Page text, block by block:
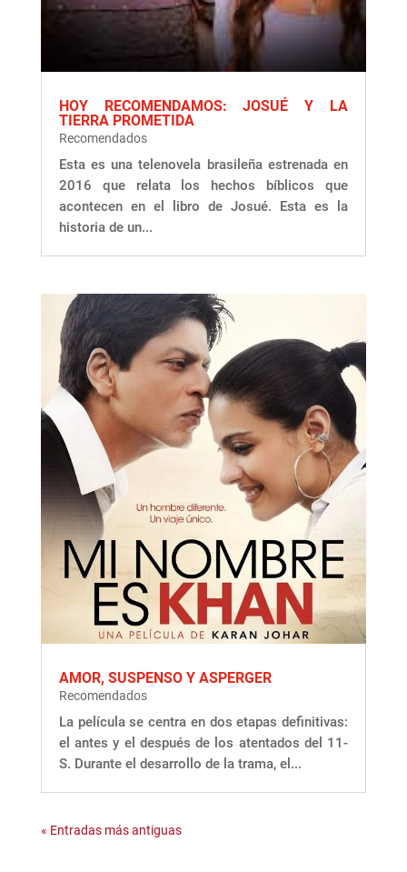
HOY RECOMENDAMOS: JOSUÉ Y LA
TIERRA PROMETIDA
Recomendados
Esta es una telenovela brasileña estrenada en
2016 que relata los hechos bíblicos que
acontecen en el libro de Josué. Esta es la
historia de un...
AMOR, SUSPENSO Y ASPERGER
Recomendados
La película se centra en dos etapas definitivas:
el antes y el después de los atentados del 11-
S. Durante el desarrollo de la trama, el...
« Entradas más antiguas